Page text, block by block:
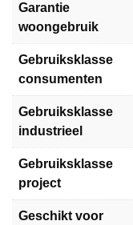
Garantie
woongebruik
Gebruiksklasse
consumenten
Gebruiksklasse
industrieel
Gebruiksklasse
project
Geschikt voor